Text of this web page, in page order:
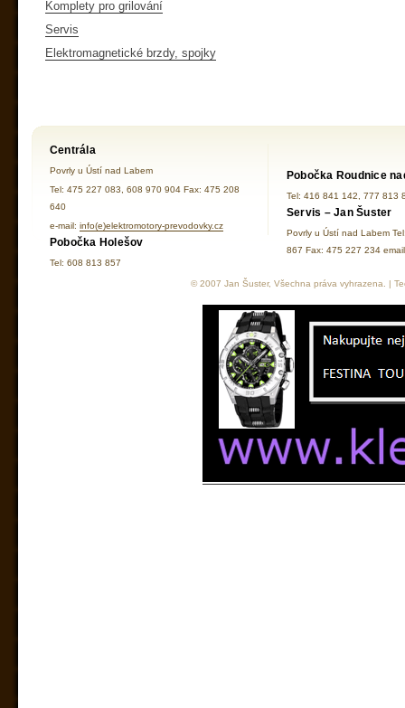
Komplety pro grilování
Servis
Elektromagnetické brzdy, spojky
Centrála
Povrly u Ústí nad Labem
Tel: 475 227 083, 608 970 904 Fax: 475 208
640
e-mail: info(e)elektromotory-prevodovky.cz
Pobočka Holešov
Tel: 608 813 857
Pobočka Roudnice
Tel: 416 841 142, 777 813
Servis – Jan Šuster
Povrly u Ústí nad Labem
867 Fax: 475 227 234
© 2007 Jan Šuster, Všechna práva vyhrazena. |